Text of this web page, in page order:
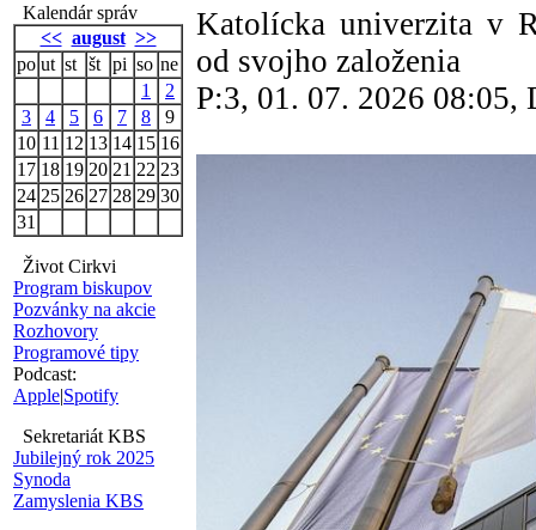
Kalendár správ
<< august >>
po ut st št pi so ne
1
2
3
4 5 6 7 8
9
10 11 12 13 14 15 16
17 18 19 20 21 22 23
24 25 26 27 28 29 30
31
Život Cirkvi
Program biskupov
Pozvánky na akcie
Rozhovory
Programové tipy
Podcast:
Apple|Spotify
Sekretariát KBS
Jubilejný rok 2025
Synoda
Zamyslenia KBS
Katolícka univerzita v
od svojho založenia
P:3, 01. 07. 2026 08:05,